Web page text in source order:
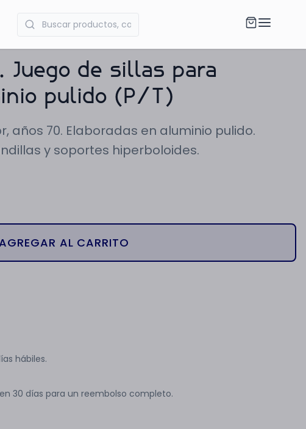
Juego de sillas para
pulido (P/T)
años 70. Elaboradas en aluminio pulido.
y soportes hiperboloides.
AL CARRITO
hábiles.
30 días para un reembolso completo.